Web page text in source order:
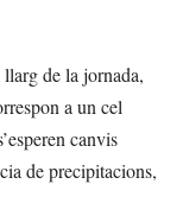
llarg de la jornada,
a un cel
canvis
de precipitacions,